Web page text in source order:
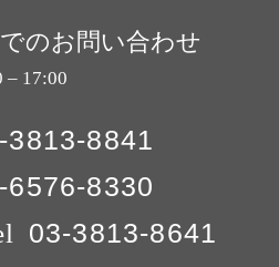
のお問い合わせ
– 17:00
3813-8841
6576-8330
03-3813-8641